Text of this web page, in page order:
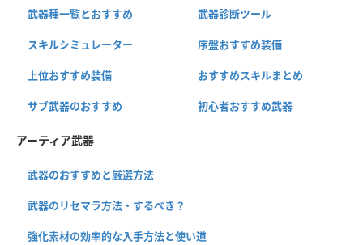
武器種一覧とおすすめ 武器診断ツール
スキルシミュレーター 序盤おすすめ装備
上位おすすめ装備 おすすめスキルまとめ
サブ武器のおすすめ 初心者おすすめ武器
アーティア武器
武器のおすすめと厳選方法
武器のリセマラ方法・するべき？
強化素材の効率的な入手方法と使い道